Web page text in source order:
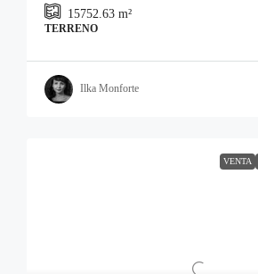
15752.63 m²
TERRENO
Ilka Monforte
VENTA